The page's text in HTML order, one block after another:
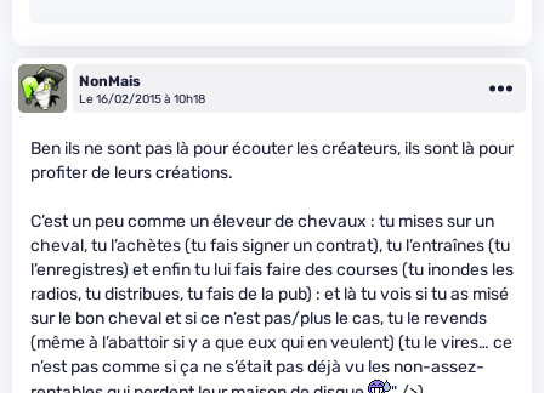
NonMais
Le 16/02/2015 à 10h18
Ben ils ne sont pas là pour écouter les créateurs, ils sont là pour
profiter de leurs créations.
C’est un peu comme un éleveur de chevaux : tu mises sur un
cheval, tu l’achètes (tu fais signer un contrat), tu l’entraînes (tu
l’enregistres) et enfin tu lui fais faire des courses (tu inondes les
radios, tu distribues, tu fais de la pub) : et là tu vois si tu as misé
sur le bon cheval et si ce n’est pas/plus le cas, tu le revends
(même à l’abattoir si y a que eux qui en veulent) (tu le vires… ce
n’est pas comme si ça ne s’était pas déjà vu les non-assez-